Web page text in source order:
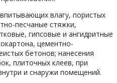
влагу, пористых
песчаные стяжки,
гипсовые и ангидритные
цементно-
бетонов; нанесения
плиточных клеев, при
и снаружи помещений.